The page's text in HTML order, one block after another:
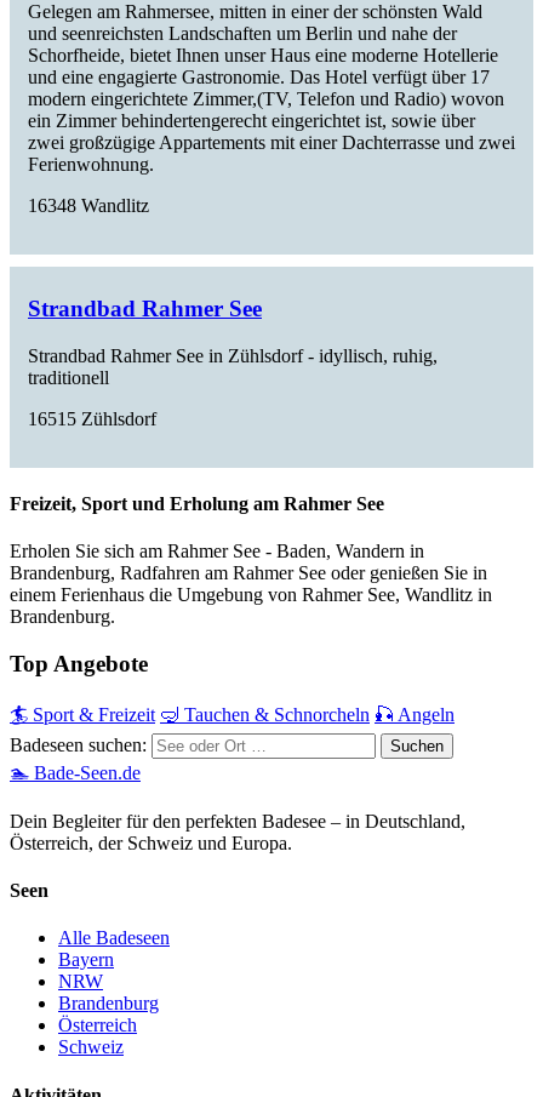
Gelegen am Rahmersee, mitten in einer der schönsten Wald
und seenreichsten Landschaften um Berlin und nahe der
Schorfheide, bietet Ihnen unser Haus eine moderne Hotellerie
und eine engagierte Gastronomie. Das Hotel verfügt über 17
modern eingerichtete Zimmer,(TV, Telefon und Radio) wovon
ein Zimmer behindertengerecht eingerichtet ist, sowie über
zwei großzügige Appartements mit einer Dachterrasse und zwei
Ferienwohnung.
16348 Wandlitz
Strandbad Rahmer See
Strandbad Rahmer See in Zühlsdorf - idyllisch, ruhig,
traditionell
16515 Zühlsdorf
Freizeit, Sport und Erholung am Rahmer See
Erholen Sie sich am Rahmer See - Baden, Wandern in
Brandenburg, Radfahren am Rahmer See oder genießen Sie in
einem Ferienhaus die Umgebung von Rahmer See, Wandlitz in
Brandenburg.
Top Angebote
🏄 Sport & Freizeit 🤿 Tauchen & Schnorcheln 🎣 Angeln
Badeseen suchen:
🏊 Bade-Seen.de
Dein Begleiter für den perfekten Badesee – in Deutschland,
Österreich, der Schweiz und Europa.
Seen
Alle Badeseen
Bayern
NRW
Brandenburg
Österreich
Schweiz